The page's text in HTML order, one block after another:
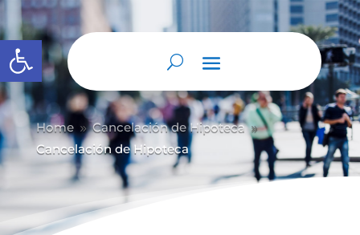
Abrir barra de herramientas
Home 9 Cancelación de Hipoteca 9
Cancelación de Hipoteca